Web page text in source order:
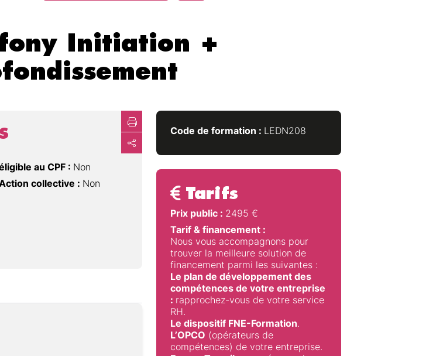
Initiation +
au CPF : Non
collective : Non
Code de formation : LEDN208
Tarifs
Prix public : 2495 €
Tarif & financement :
Nous vous accompagnons pour
trouver la meilleure solution de
financement parmi les suivantes :
Le plan de développement des
compétences de votre entreprise
: rapprochez-vous de votre service
RH.
Le dispositif FNE-Formation.
L’OPCO (opérateurs de
compétences) de votre entreprise.